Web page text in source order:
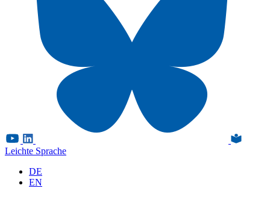
Leichte Sprache
DE
EN